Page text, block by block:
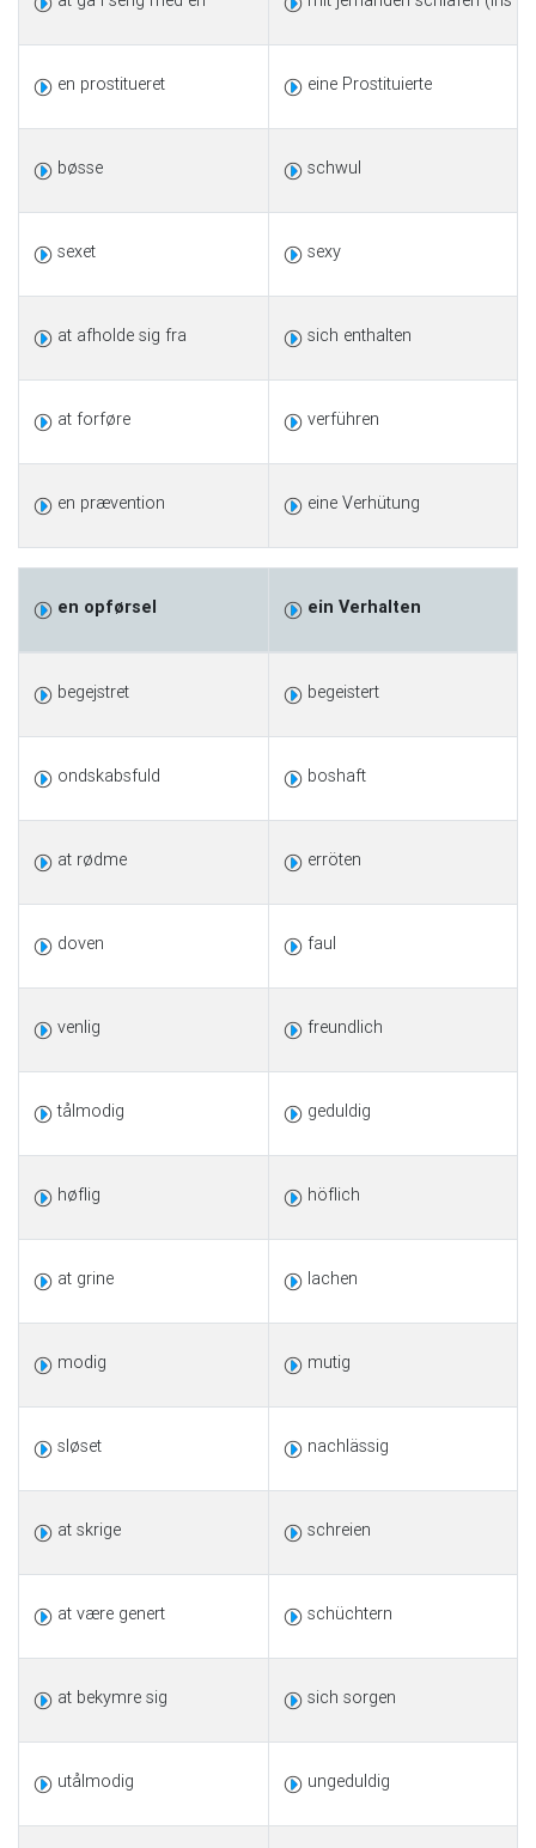
en prostitueret eine Prostituierte
bøsse schwul
sexet sexy
at afholde sig fra sich enthalten
at forføre verführen
en prævention eine Verhütung
en opførsel ein Verhalten
begejstret begeistert
ondskabsfuld boshaft
at rødme erröten
doven faul
venlig freundlich
tålmodig geduldig
høflig höflich
at grine lachen
modig mutig
sløset nachlässig
at skrige schreien
at være genert schüchtern
at bekymre sig sich sorgen
utålmodig ungeduldig